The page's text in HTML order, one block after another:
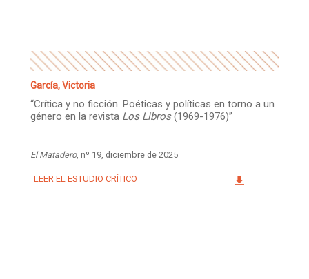
García, Victoria
“Crítica y no ficción. Poéticas y políticas en torno a un
género en la revista Los Libros(1969-1976)”
El Matadero, nº 19, diciembre de 2025
LEER EL ESTUDIO CRÍTICO